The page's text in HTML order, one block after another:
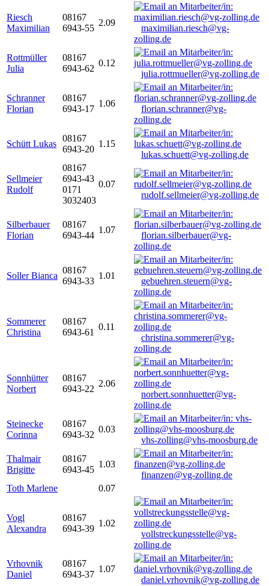
Riesch
Maximilian
08167
6943-55
2.09
maximilian.riesch@vg-
zolling.de
Rottmüller
Julia
08167
6943-62
0.12
julia.rottmueller@vg-zolling.de
Schranner
Florian
08167
6943-17
1.06
florian.schranner@vg-
zolling.de
Schütt Lukas
08167
6943-20
1.15
lukas.schuett@vg-zolling.de
Sellmeier
Rudolf
08167
6943-43
0171
3032403
0.07
rudolf.sellmeier@vg-zolling.de
Silberbauer
Florian
08167
6943-44
1.07
florian.silberbauer@vg-
zolling.de
Soller Bianca
08167
6943-33
1.01
gebuehren.steuern@vg-
zolling.de
Sommerer
Christina
08167
6943-61
0.11
christina.sommerer@vg-
zolling.de
Sonnhütter
Norbert
08167
6943-22
2.06
norbert.sonnhuetter@vg-
zolling.de
Steinecke
Corinna
08167
6943-32
0.03
vhs-zolling@vhs-moosburg.de
Thalmair
Brigitte
08167
6943-45
1.03
finanzen@vg-zolling.de
Toth Marlene
0.07
Vogl
Alexandra
08167
6943-39
1.02
vollstreckungsstelle@vg-
zolling.de
Vrhovnik
Daniel
08167
6943-37
1.07
daniel.vrhovnik@vg-zolling.de